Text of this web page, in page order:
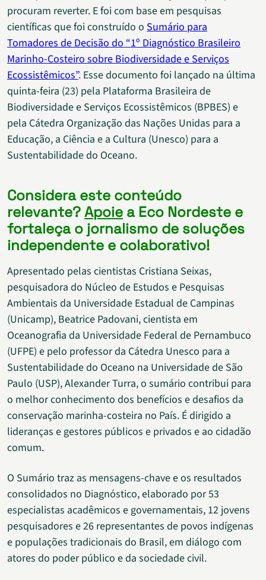
procuram reverter. E foi com base em pesquisas
científicas que foi construído o Sumário para
Tomadores de Decisão do “1º Diagnóstico Brasileiro
Marinho-Costeiro sobre Biodiversidade e Serviços
Ecossistêmicos”. Esse documento foi lançado na última
quinta-feira (23) pela Plataforma Brasileira de
Biodiversidade e Serviços Ecossistêmicos (BPBES) e
pela Cátedra Organização das Nações Unidas para a
Educação, a Ciência e a Cultura (Unesco) para a
Sustentabilidade do Oceano.
Considera este conteúdo
relevante?Apoie a Eco Nordeste e
fortaleça o jornalismo de soluções
independente e colaborativo!
Apresentado pelas cientistas Cristiana Seixas,
pesquisadora do Núcleo de Estudos e Pesquisas
Ambientais da Universidade Estadual de Campinas
(Unicamp), Beatrice Padovani, cientista em
Oceanografia da Universidade Federal de Pernambuco
(UFPE) e pelo professor da Cátedra Unesco para a
Sustentabilidade do Oceano na Universidade de São
Paulo (USP), Alexander Turra, o sumário contribui para
o melhor conhecimento dos benefícios e desafios da
conservação marinha-costeira no País. É dirigido a
lideranças e gestores públicos e privados e ao cidadão
comum.
O Sumário traz as mensagens-chave e os resultados
consolidados no Diagnóstico, elaborado por 53
especialistas acadêmicos e governamentais, 12 jovens
pesquisadores e 26 representantes de povos indígenas
e populações tradicionais do Brasil, em diálogo com
atores do poder público e da sociedade civil.